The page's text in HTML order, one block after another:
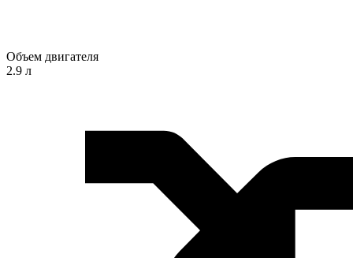
Объем двигателя
2.9 л